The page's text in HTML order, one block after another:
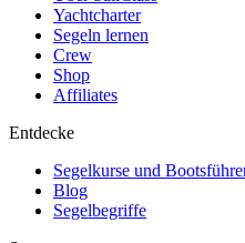
Yachtcharter
Segeln lernen
Crew
Shop
Affiliates
Entdecke
Segelkurse und
Blog
Segelbegriffe